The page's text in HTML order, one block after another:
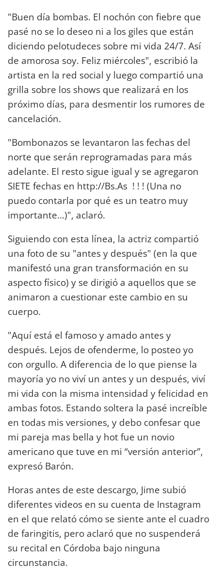
"Buen día bombas. El nochón con fiebre que
pasé no se lo deseo ni a los giles que están
diciendo pelotudeces sobre mi vida 24/7. Así
de amorosa soy. Feliz miércoles", escribió la
artista en la red social y luego compartió una
grilla sobre los shows que realizará en los
próximo días, para desmentir los rumores de
cancelación.
"Bombonazos se levantaron las fechas del
norte que serán reprogramadas para más
adelante. El resto sigue igual y se agregaron
SIETE fechas en http://Bs.As ! ! ! (Una no
puedo contarla por qué es un teatro muy
importante...)", aclaró.
Siguiendo con esta línea, la actriz compartió
una foto de su "antes y después" (en la que
manifestó una gran transformación en su
aspecto físico) y se dirigió a aquellos que se
animaron a cuestionar este cambio en su
cuerpo.
"Aquí está el famoso y amado antes y
después. Lejos de ofenderme, lo posteo yo
con orgullo. A diferencia de lo que piense la
mayoría yo no viví un antes y un después, viví
mi vida con la misma intensidad y felicidad en
ambas fotos. Estando soltera la pasé increíble
en todas mis versiones, y debo confesar que
mi pareja mas bella y hot fue un novio
americano que tuve en mi “versión anterior”,
expresó Barón.
Horas antes de este descargo, Jime subió
diferentes videos en su cuenta de Instagram
en el que relató cómo se siente ante el cuadro
de faringitis, pero aclaró que no suspenderá
su recital en Córdoba bajo ninguna
circunstancia.